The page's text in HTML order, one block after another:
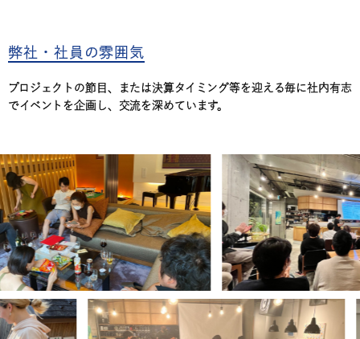
弊社・社員の雰囲気
プロジェクトの節目、または決算タイミング等を迎える毎に社内有志
でイベントを企画し、交流を深めています。